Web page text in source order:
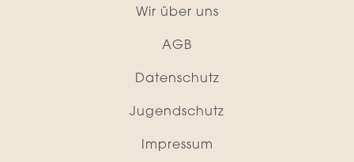
Wir über uns
AGB
Datenschutz
Jugendschutz
Impressum